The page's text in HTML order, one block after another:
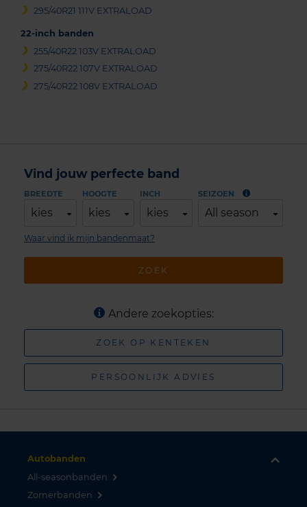
295/40R21 111V EXTRALOAD
22-inch banden
255/40R22 103V EXTRALOAD
275/40R22 107V EXTRALOAD
275/40R22 108V EXTRALOAD
Vind jouw perfecte band
BREEDTE
kies
HOOGTE
kies
INCH
kies
SEIZOEN
All season
ZOEK
Waar vind ik mijn bandenmaat?
Andere zoekopties:
ZOEK OP KENTEKEN
PERSOONLIJK ADVIES
Autobanden
All-seasonbanden
Zomerbanden